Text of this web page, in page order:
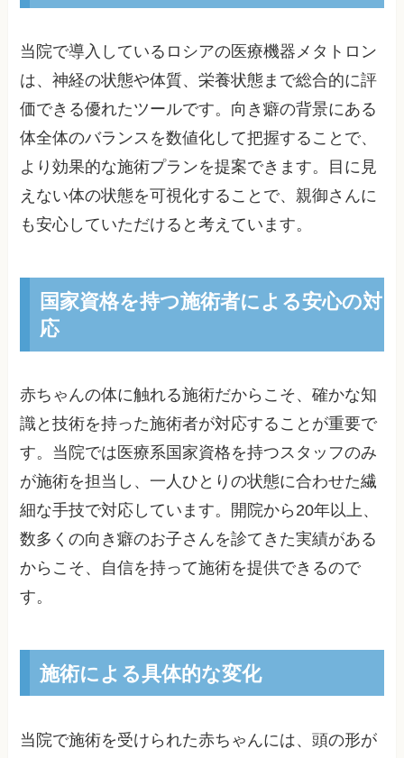
当院で導入しているロシアの医療機器メタトロン
は、神経の状態や体質、栄養状態まで総合的に評
価できる優れたツールです。向き癖の背景にある
体全体のバランスを数値化して把握することで、
より効果的な施術プランを提案できます。目に見
えない体の状態を可視化することで、親御さんに
も安心していただけると考えています。
国家資格を持つ施術者による安心の対
応
赤ちゃんの体に触れる施術だからこそ、確かな知
識と技術を持った施術者が対応することが重要で
す。当院では医療系国家資格を持つスタッフのみ
が施術を担当し、一人ひとりの状態に合わせた繊
細な手技で対応しています。開院から20年以上、
数多くの向き癖のお子さんを診てきた実績がある
からこそ、自信を持って施術を提供できるので
す。
施術による具体的な変化
当院で施術を受けられた赤ちゃんには、頭の形が